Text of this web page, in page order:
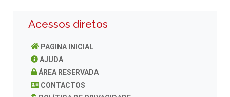
Acessos diretos
PAGINA INICIAL
AJUDA
ÁREA RESERVADA
CONTACTOS